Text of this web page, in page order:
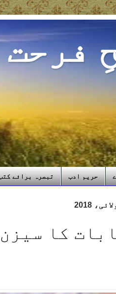
فرحت
حریم ادب تبصرہ برائے
کا